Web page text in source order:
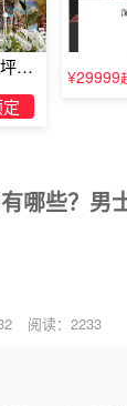
浪
¥29999
哪些？男
阅读：2233